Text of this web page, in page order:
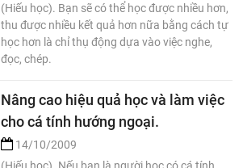
(Hiếu học). Bạn sẽ có thể học được nhiều hơn,
thu được nhiều kết quả hơn nữa bằng cách tự
học hơn là chỉ thụ động dựa vào việc nghe,
đọc, chép.
Nâng cao hiệu quả học và làm việc
cho cá tính hướng ngoại.
14/10/2009